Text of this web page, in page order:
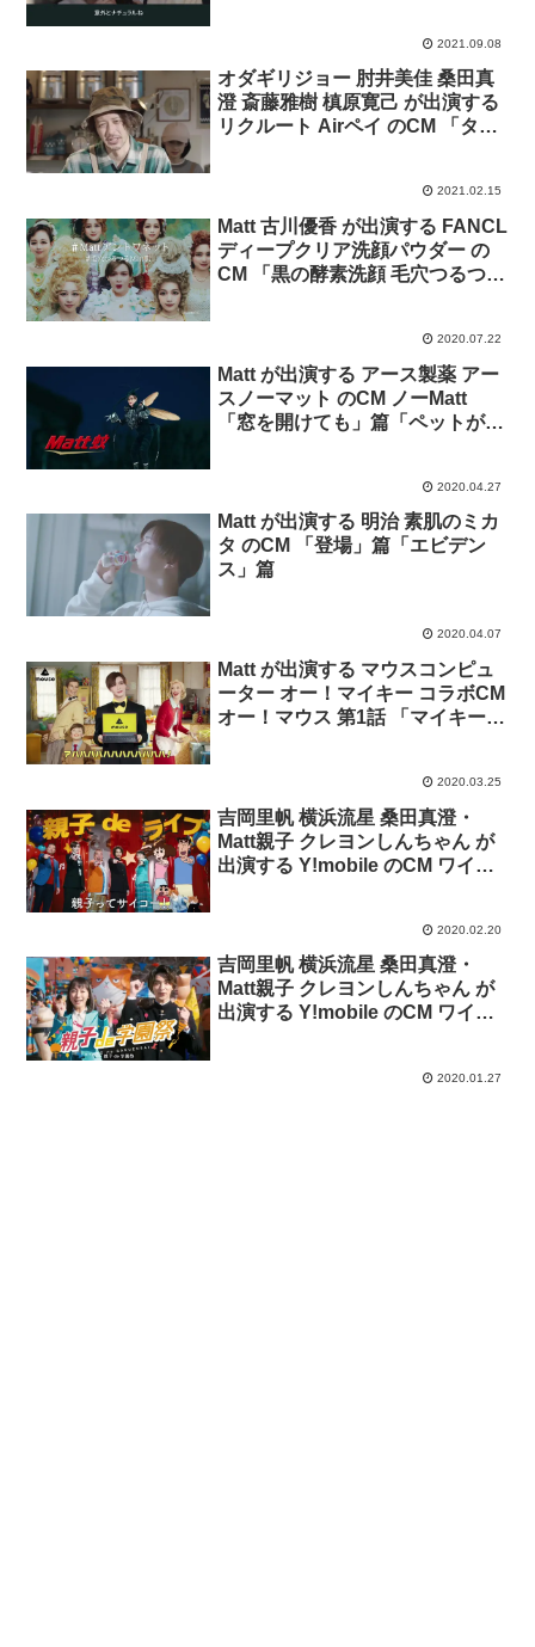
2021.09.08
オダギリジョー 肘井美佳 桑田真
澄 斎藤雅樹 槙原寛己 が出演する
リクルート Airペイ のCM 「タピ
2021.02.15
Matt 古川優香 が出演する FANCL
ディープクリア洗顔パウダー の
CM 「黒の酵素洗顔 毛穴つるつる
2020.07.22
Matt が出演する アース製薬 アー
スノーマット のCM ノーMatt
「窓を開けても」篇「ペットがい
2020.04.27
Matt が出演する 明治 素肌のミカ
タ のCM 「登場」篇「エビデン
ス」篇
2020.04.07
Matt が出演する マウスコンピュ
ーター オー！マイキー コラボCM
オー！マウス 第1話 「マイキーの
2020.03.25
吉岡里帆 横浜流星 桑田真澄・
Matt親子 クレヨンしんちゃん が
出演する Y!mobile のCM ワイモ
2020.02.20
吉岡里帆 横浜流星 桑田真澄・
Matt親子 クレヨンしんちゃん が
出演する Y!mobile のCM ワイモ
2020.01.27